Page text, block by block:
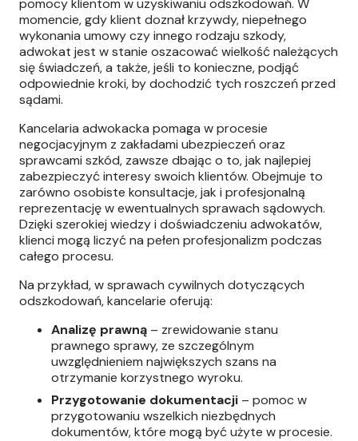
pomocy klientom w uzyskiwaniu odszkodowań. W
momencie, gdy klient doznał krzywdy, niepełnego
wykonania umowy czy innego rodzaju szkody,
adwokat jest w stanie oszacować wielkość należących
się świadczeń, a także, jeśli to konieczne, podjąć
odpowiednie kroki, by dochodzić tych roszczeń przed
sądami.
Kancelaria adwokacka pomaga w procesie
negocjacyjnym z zakładami ubezpieczeń oraz
sprawcami szkód, zawsze dbając o to, jak najlepiej
zabezpieczyć interesy swoich klientów. Obejmuje to
zarówno osobiste konsultacje, jak i profesjonalną
reprezentację w ewentualnych sprawach sądowych.
Dzięki szerokiej wiedzy i doświadczeniu adwokatów,
klienci mogą liczyć na pełen profesjonalizm podczas
całego procesu.
Na przykład, w sprawach cywilnych dotyczących
odszkodowań, kancelarie oferują:
Analizę prawną – zrewidowanie stanu
prawnego sprawy, ze szczególnym
uwzględnieniem największych szans na
otrzymanie korzystnego wyroku.
Przygotowanie dokumentacji – pomoc w
przygotowaniu wszelkich niezbędnych
dokumentów, które mogą być użyte w procesie.